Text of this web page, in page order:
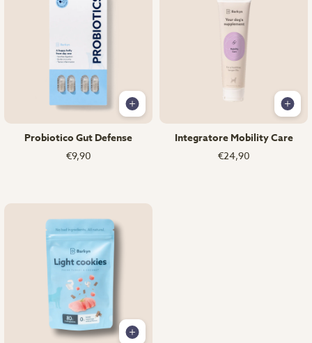
Probiotico Gut Defense
€9,90
Integratore Mobility Care
€24,90